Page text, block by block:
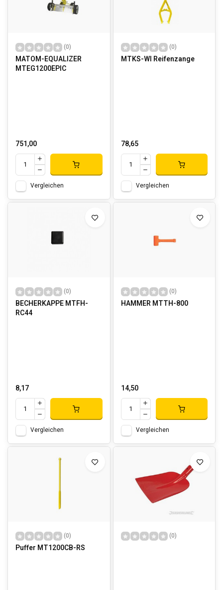
(0)
MATOM-EQUALIZER
MTEG1200EPIC
751,00
Vergleichen
(0)
MTKS-WI Reifenzange
78,65
Vergleichen
(0)
BECHERKAPPE MTFH-
RC44
8,17
Vergleichen
(0)
HAMMER MTTH-800
14,50
Vergleichen
(0)
Puffer MT1200CB-RS
(0)